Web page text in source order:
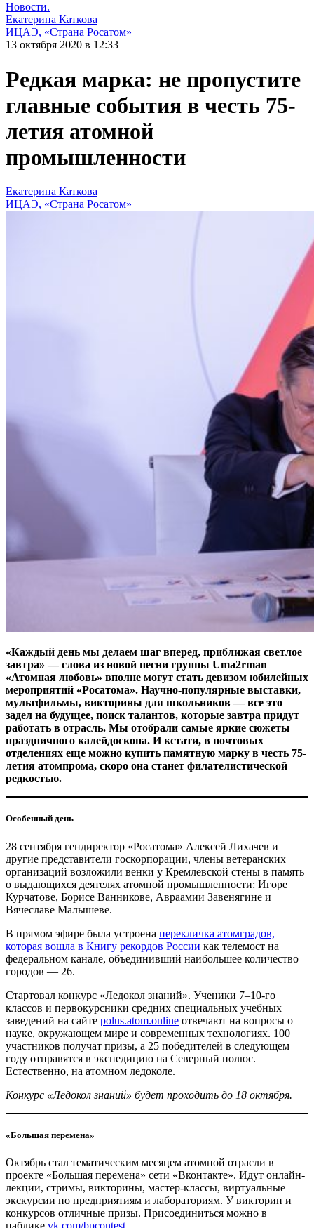
Новости.
Екатерина Каткова
ИЦАЭ, «Страна Росатом»
13 октября 2020 в 12:33
Редкая марка: не пропустите
главные события в честь 75-
летия атомной
промышленности
Екатерина Каткова
ИЦАЭ, «Страна Росатом»
«Каждый день мы делаем шаг вперед, приближая светлое
завтра» — ​слова из новой песни группы Uma2rman
«Атомная любовь» вполне могут стать девизом юбилейных
мероприятий «Росатома». Научно-популярные выставки,
мультфильмы, викторины для школьников — ​все это
задел на будущее, поиск талантов, которые завтра придут
работать в отрасль. Мы отобрали самые яркие сюжеты
праздничного калейдоскопа. И кстати, в почтовых
отделениях еще можно купить памятную марку в честь 75-
летия атомпрома, скоро она станет филателистической
редкостью.
Особенный день
28 сентября гендиректор «Росатома» Алексей Лихачев и
другие представители госкорпорации, члены ветеранских
организаций возложили венки у Кремлевской стены в память
о выдающихся деятелях атомной промышленности: Игоре
Курчатове, Борисе Ванникове, Авраамии Завенягине и
Вячеславе Малышеве.
В прямом эфире была устроена перекличка атомградов,
которая вошла в Книгу рекордов России как телемост на
федеральном канале, объединивший наибольшее количество
городов — ​26.
Стартовал конкурс «Ледокол знаний». Ученики 7–10-го
классов и первокурсники средних специальных учебных
заведений на сайте polus.atom.online отвечают на вопросы о
науке, окружающем мире и современных технологиях. 100
участников получат призы, а 25 победителей в следующем
году отправятся в экспедицию на Северный полюс.
Естественно, на атомном ледоколе.
Конкурс «Ледокол знаний» будет проходить до 18 октября.
«Большая перемена»
Октябрь стал тематическим месяцем атомной отрасли в
проекте «Большая перемена» сети «Вконтакте». Идут онлайн-
лекции, стримы, викторины, мастер-классы, виртуальные
экскурсии по предприятиям и лабораториям. У викторин и
конкурсов отличные призы. Присоединиться можно в
паблике vk.com/bpcontest